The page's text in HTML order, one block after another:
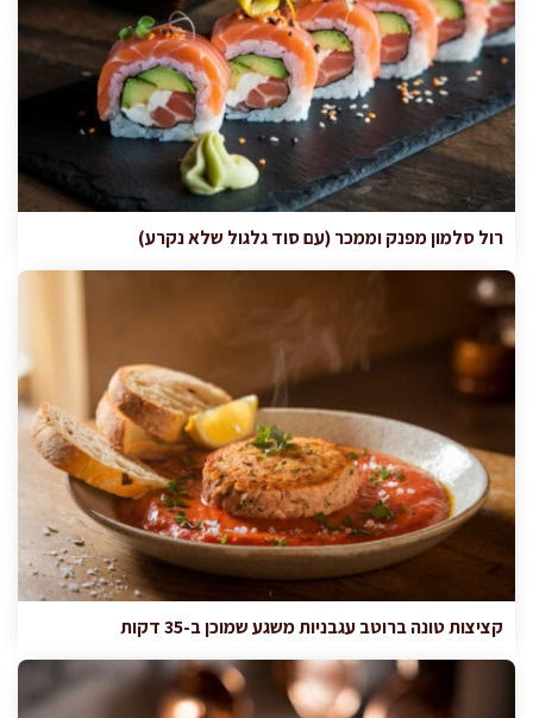
רול סלמון מפנק וממכר (עם סוד גלגול שלא נקרע)
קציצות טונה ברוטב עגבניות משגע שמוכן ב-35 דקות